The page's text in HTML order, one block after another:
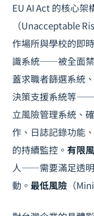
EU AI Act 的核心架
（Unacceptable
作場所與學校的即
識系統——被全面禁
蓋求職者篩選系統
決策支援系統等——
立風險管理系統、
作、日誌記錄功能
的持續監控。 有限
人——需要滿足透明
動。 最低風險 （